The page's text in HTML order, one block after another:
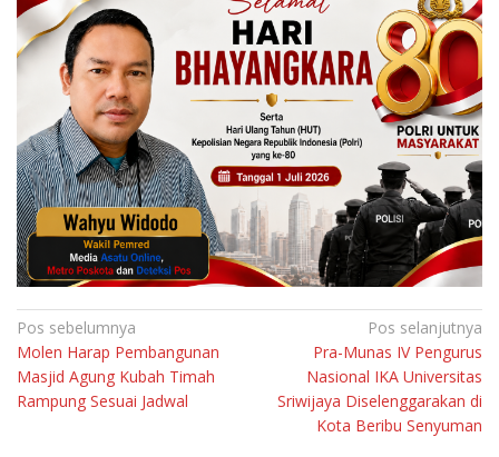
Navigasi
pos
Pos sebelumnya
Molen Harap Pembangunan
Masjid Agung Kubah Timah
Rampung Sesuai Jadwal
Pos selanjutnya
Pra-Munas IV Pengurus
Nasional IKA Universitas
Sriwijaya Diselenggarakan di
Kota Beribu Senyuman